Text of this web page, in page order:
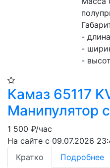
-
-
-
Камаз 65117
Манипулятор
1 500 ₽/час
На сайте с 09.07.2026
Кратко
Подробнее